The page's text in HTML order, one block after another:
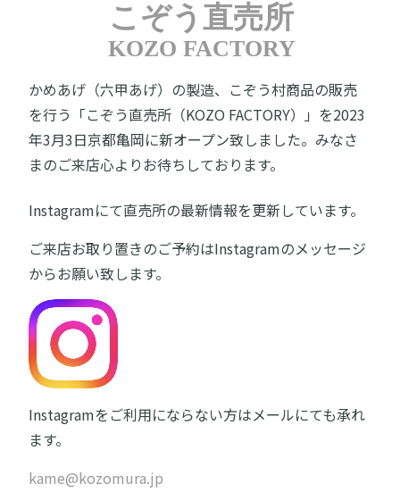
こぞう直売所
KOZO FACTORY
かめあげ（六甲あげ）の製造、こぞう村商品の販売
を行う「こぞう直売所（KOZO FACTORY）」を2023
年3月3日京都亀岡に新オープン致しました。みなさ
まのご来店心よりお待ちしております。
Instagramにて直売所の最新情報を更新しています。
ご来店お取り置きのご予約はInstagramのメッセージ
からお願い致します。
Instagramをご利用にならない方はメールにても承れ
ます。
kame@kozomura.jp